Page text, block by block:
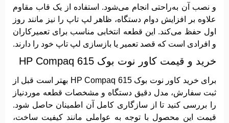
و نصب آن به‌راحتی انجام می‌شود. استفاده از یک قاب مقاوم
علاوه بر افزایش دوام دستگاه، ظاهر لپ تاپ را نیز مانند روز
اول حفظ می‌کند. این قطعه انتخابی مناسب برای تعمیرکاران
و افرادی است که قصد تعمیر یا بازسازی لپ تاپ خود را دارند.
خرید و قیمت کاور نوت بوک HP Compaq 615
برای خرید کاور نوت بوک HP Compaq 615 بهتر است قبل از
ثبت سفارش، مدل دقیق دستگاه و مشخصات قطعه موردنیاز
را بررسی کنید تا از سازگاری کامل آن اطمینان حاصل شود.
قیمت این محصول با توجه به عواملی مانند کیفیت ساخت،